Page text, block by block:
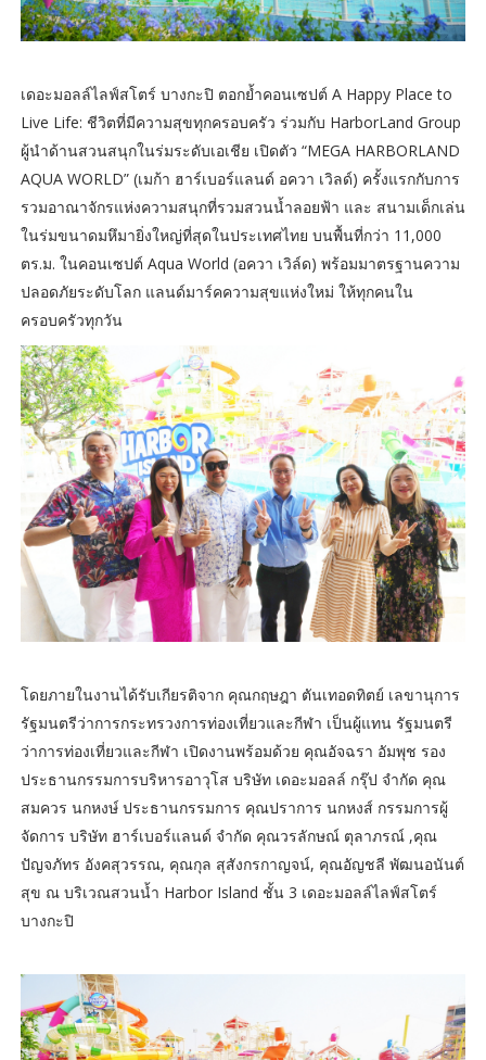
เดอะมอลล์ไลฟ์สโตร์ บางกะปิ ตอกย้ำคอนเซปต์ A Happy Place to
Live Life: ชีวิตที่มีความสุขทุกครอบครัว ร่วมกับ HarborLand Group
ผู้นำด้านสวนสนุกในร่มระดับเอเชีย เปิดตัว “MEGA HARBORLAND
AQUA WORLD” (เมก้า ฮาร์เบอร์แลนด์ อควา เวิลด์) ครั้งแรกกับการ
รวมอาณาจักรแห่งความสนุกที่รวมสวนน้ำลอยฟ้า และ สนามเด็กเล่น
ในร่มขนาดมหึมายิ่งใหญ่ที่สุดในประเทศไทย บนพื้นที่กว่า 11,000
ตร.ม. ในคอนเซปต์ Aqua World (อควา เวิล์ด) พร้อมมาตรฐานความ
ปลอดภัยระดับโลก แลนด์มาร์คความสุขแห่งใหม่ ให้ทุกคนใน
ครอบครัวทุกวัน
โดยภายในงานได้รับเกียรติจาก คุณกฤษฎา ตันเทอดทิตย์ เลขานุการ
รัฐมนตรีว่าการกระทรวงการท่องเที่ยวและกีฬา เป็นผู้แทน รัฐมนตรี
ว่าการท่องเที่ยวและกีฬา เปิดงานพร้อมด้วย คุณอัจฉรา อัมพุช รอง
ประธานกรรมการบริหารอาวุโส บริษัท เดอะมอลล์ กรุ๊ป จำกัด คุณ
สมควร นกหงษ์ ประธานกรรมการ คุณปราการ นกหงส์ กรรมการผู้
จัดการ บริษัท ฮาร์เบอร์แลนด์ จำกัด คุณวรลักษณ์ ตุลาภรณ์ ,คุณ
ปัญจภัทร อังคสุวรรณ, คุณกุล สุสังกรกาญจน์, คุณอัญชลี พัฒนอนันต์
สุข ณ บริเวณสวนน้ำ Harbor Island ชั้น 3 เดอะมอลล์ไลฟ์สโตร์
บางกะปิ